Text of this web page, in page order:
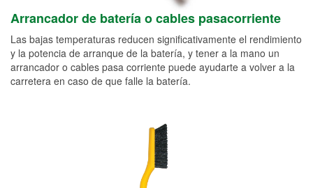
Arrancador de batería o cables pasacorriente
Las bajas temperaturas reducen significativamente el rendimiento
y la potencia de arranque de la batería, y tener a la mano un
arrancador o cables pasa corriente puede ayudarte a volver a la
carretera en caso de que falle la batería.